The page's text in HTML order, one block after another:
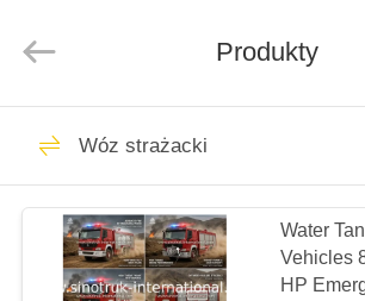
DO
DOMU
PRODUKTY
LTD..
Cargo Truck
Produkty
Wóz strażacki
Water
Vehicles
HP